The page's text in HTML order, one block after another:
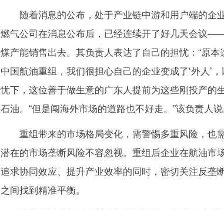
随着消息的公布，处于产业链中游和用户端的企
燃气公司在消息公布后，已经连续开了好几天会议
煤产能销售出去。其负责人表达了自己的担忧：“原
中国航油重组，我们很担心自己的企业变成了‘外人’
忧下，这位善于做生意的广东人提前为这些刚投产
石油。“但是闯海外市场的道路也不好走。”该负责人说
重组带来的市场格局变化，需警惕多重风险，也需
潜在的市场垄断风险不容忽视。重组后企业在航油市
追求协同效应、提升产业效率的同时，密切关注反垄
之间找到精准平衡。